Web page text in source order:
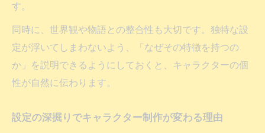
す。
同時に、世界観や物語との整合性も大切です。独特な設
定が浮いてしまわないよう、「なぜその特徴を持つの
か」を説明できるようにしておくと、キャラクターの個
性が自然に伝わります。
設定の深掘りでキャラクター制作が変わる理由